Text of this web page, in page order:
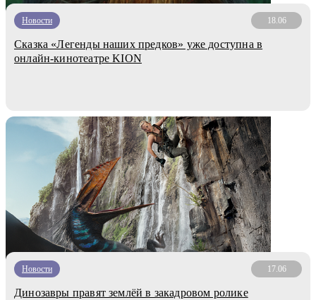
Новости 18.06
Сказка «Легенды наших предков» уже доступна в
онлайн-кинотеатре KION
Новости 17.06
Динозавры правят землёй в закадровом ролике